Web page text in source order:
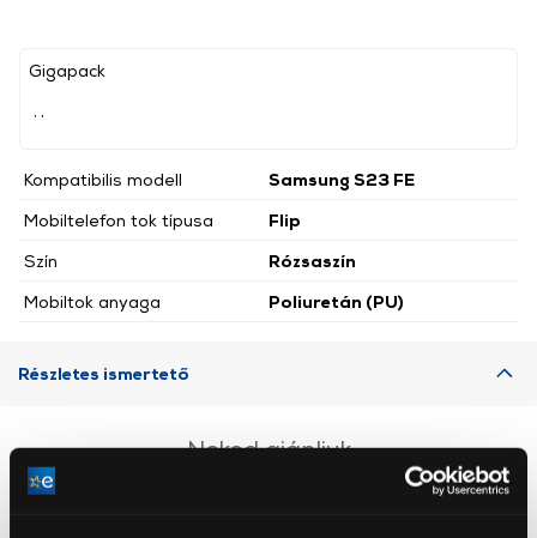
Gigapack
Kompatibilis modell
Samsung S23 FE
Mobiltelefon tok típusa
Flip
Szín
Rózsaszín
Mobiltok anyaga
Poliuretán (PU)
Részletes ismertető
Neked ajánljuk